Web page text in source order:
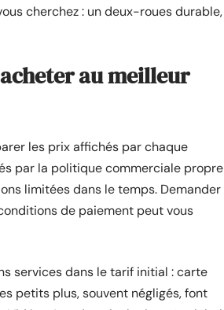
cherchez : un deux-roues durable,
au meilleur
les prix affichés par chaque
par la politique commerciale propre
limitées dans le temps. Demander
de paiement peut vous
services dans le tarif initial : carte
petits plus, souvent négligés, font